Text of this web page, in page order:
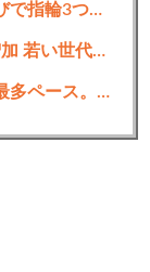
と思うんやけ
結婚報告ツイートにオーズみたいな並びで指輪3つ写ってるのってなぜ？？？？
日本人､｢外国人受け入れ反対｣が大幅増加 若い世代で増加幅が大きく｢日本社会には希望がない｣という認識を持つ人ほど反対に転じる
【悲報】スマホゲー会社の倒産が過去最多ペース。ありがとう自民党